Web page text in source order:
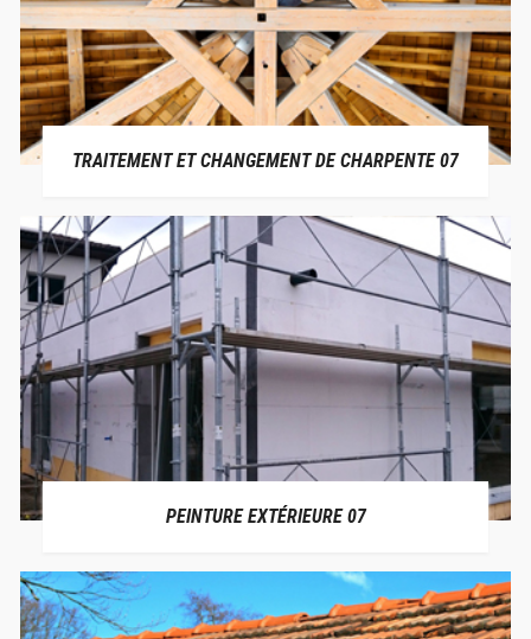
TRAITEMENT ET CHANGEMENT DE CHARPENTE 07
PEINTURE EXTÉRIEURE 07